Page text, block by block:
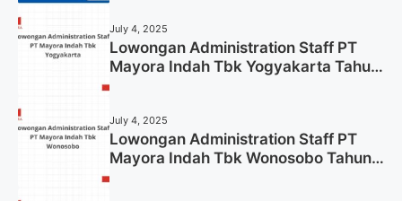
July 4, 2025
Lowongan Administration Staff PT
Mayora Indah Tbk Yogyakarta Tahun
July 4, 2025
Lowongan Administration Staff PT
Mayora Indah Tbk Wonosobo Tahun